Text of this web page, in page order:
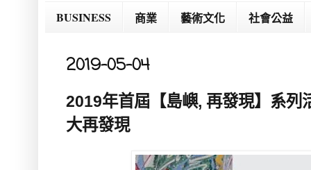
BUSINESS 商業 藝術文化 社會公益
2019-05-04
2019年首屆【島嶼, 再發現】系列
大再發現